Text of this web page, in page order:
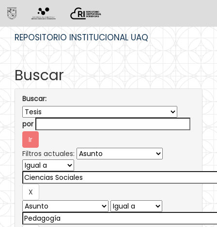
REPOSITORIO INSTITUCIONAL UAQ
Buscar
Buscar:
por
Filtros actuales: